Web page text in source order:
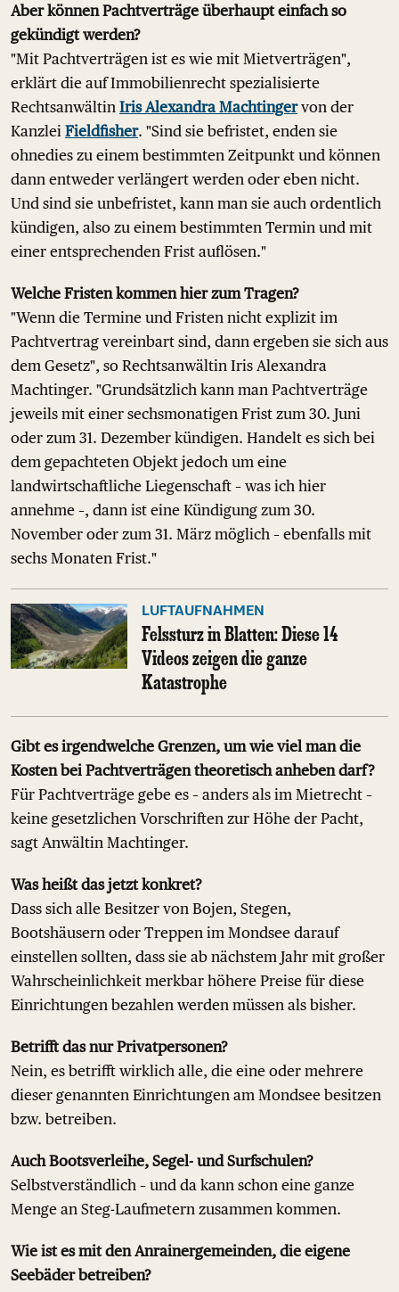
Aber können Pachtverträge überhaupt einfach so
gekündigt werden?
"Mit Pachtverträgen ist es wie mit Mietverträgen",
erklärt die auf Immobilienrecht spezialisierte
Rechtsanwältin Iris Alexandra Machtingervon der
Kanzlei Fieldfisher. "Sind sie befristet, enden sie
ohnedies zu einem bestimmten Zeitpunkt und können
dann entweder verlängert werden oder eben nicht.
Und sind sie unbefristet, kann man sie auch ordentlich
kündigen, also zu einem bestimmten Termin und mit
einer entsprechenden Frist auflösen."
Welche Fristen kommen hier zum Tragen?
"Wenn die Termine und Fristen nicht explizit im
Pachtvertrag vereinbart sind, dann ergeben sie sich aus
dem Gesetz", so Rechtsanwältin Iris Alexandra
Machtinger. "Grundsätzlich kann man Pachtverträge
jeweils mit einer sechsmonatigen Frist zum 30. Juni
oder zum 31. Dezember kündigen. Handelt es sich bei
dem gepachteten Objekt jedoch um eine
landwirtschaftliche Liegenschaft – was ich hier
annehme –, dann ist eine Kündigung zum 30.
November oder zum 31. März möglich – ebenfalls mit
sechs Monaten Frist."
LUFTAUFNAHMEN
Felssturz in Blatten: Diese 14
Videos zeigen die ganze
Katastrophe
Gibt es irgendwelche Grenzen, um wie viel man die
Kosten bei Pachtverträgen theoretisch anheben darf?
Für Pachtverträge gebe es – anders als im Mietrecht –
keine gesetzlichen Vorschriften zur Höhe der Pacht,
sagt Anwältin Machtinger.
Was heißt das jetzt konkret?
Dass sich alle Besitzer von Bojen, Stegen,
Bootshäusern oder Treppen im Mondsee darauf
einstellen sollten, dass sie ab nächstem Jahr mit großer
Wahrscheinlichkeit merkbar höhere Preise für diese
Einrichtungen bezahlen werden müssen als bisher.
Betrifft das nur Privatpersonen?
Nein, es betrifft wirklich alle, die eine oder mehrere
dieser genannten Einrichtungen am Mondsee besitzen
bzw. betreiben.
Auch Bootsverleihe, Segel- und Surfschulen?
Selbstverständlich – und da kann schon eine ganze
Menge an Steg-Laufmetern zusammen kommen.
Wie ist es mit den Anrainergemeinden, die eigene
Seebäder betreiben?